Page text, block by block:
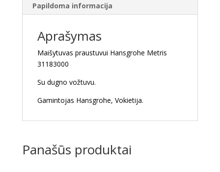
Papildoma informacija
Aprašymas
Maišytuvas praustuvui Hansgrohe Metris
31183000
Su dugno vožtuvu.
Gamintojas Hansgrohe, Vokietija.
Panašūs produktai